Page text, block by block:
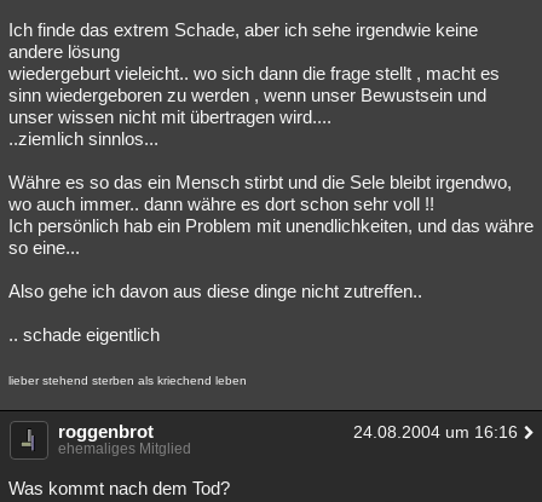
Ich finde das extrem Schade, aber ich sehe irgendwie keine
andere lösung
wiedergeburt vieleicht.. wo sich dann die frage stellt , macht es
sinn wiedergeboren zu werden , wenn unser Bewustsein und
unser wissen nicht mit übertragen wird....
..ziemlich sinnlos...
Währe es so das ein Mensch stirbt und die Sele bleibt irgendwo,
wo auch immer.. dann währe es dort schon sehr voll !!
Ich persönlich hab ein Problem mit unendlichkeiten, und das währe
so eine...
Also gehe ich davon aus diese dinge nicht zutreffen..
.. schade eigentlich
lieber stehend sterben als kriechend leben
roggenbrot 24.08.2004 um 16:16
ehemaliges Mitglied
Was kommt nach dem Tod?